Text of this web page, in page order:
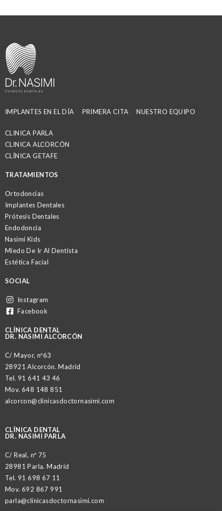
IMPLANTES EN EL DÍA PRIMERA CITA NUESTRO EQUIPO
CLINICA PARLA
CLINICA ALCORCÓN
CLÍNICA GETAFE
TRATAMIENTOS
Ortodoncias
Implantes Dentales
Prótesis Dentales
Endodoncia
Nasimi Kids
Miedo De Ir Al Dentista
Estética Facial
SOCIAL
Instagram
Facebook
CLÍNICA DENTAL
DR. NASIMI ALCORCÓN
C/ Mayor, nº63
28921 Alcorcón. Madrid
Tel. 91 641 43 46
Mov. 648 148 851
alcorcon@clinicasdoctornasimi.com
CLÍNICA DENTAL
DR. NASIMI PARLA
C/ Real, nº 75
28981 Parla. Madrid
Tel. 91 698 67 11
Mov. 692 867 991
parla@clinicasdoctornasimi.com